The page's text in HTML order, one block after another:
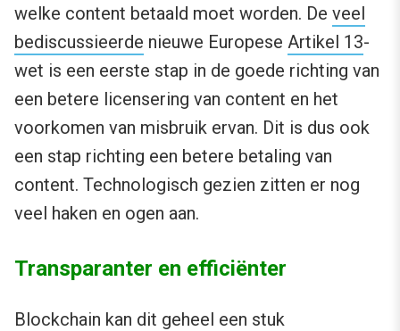
welke content betaald moet worden. De veel
bediscussieerde nieuwe Europese Artikel 13-
wet is een eerste stap in de goede richting van
een betere licensering van content en het
voorkomen van misbruik ervan. Dit is dus ook
een stap richting een betere betaling van
content. Technologisch gezien zitten er nog
veel haken en ogen aan.
Transparanter en efficiënter
Blockchain kan dit geheel een stuk